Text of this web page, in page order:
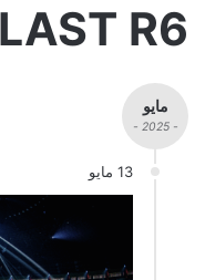
R6
مايو
- 2025 -
13 مايو